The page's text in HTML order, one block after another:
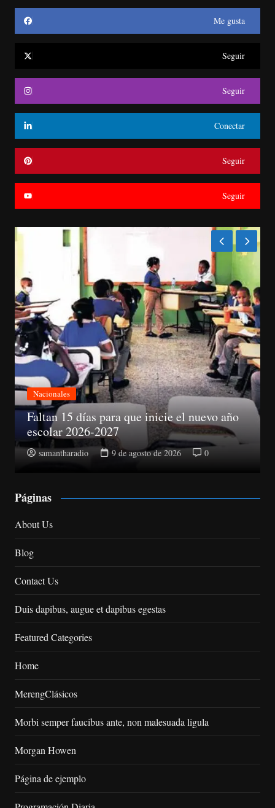
Me gusta
Seguir
Seguir
Conectar
Seguir
Seguir
el nuevo año
de 2026 0
Nacionales
Abinader electo
samantharadio
Páginas
About Us
Blog
Contact Us
Duis dapibus, augue et dapibus egestas
Featured Categories
Home
MerengClásicos
Morbi semper faucibus ante, non malesuada ligula
Morgan Howen
Página de ejemplo